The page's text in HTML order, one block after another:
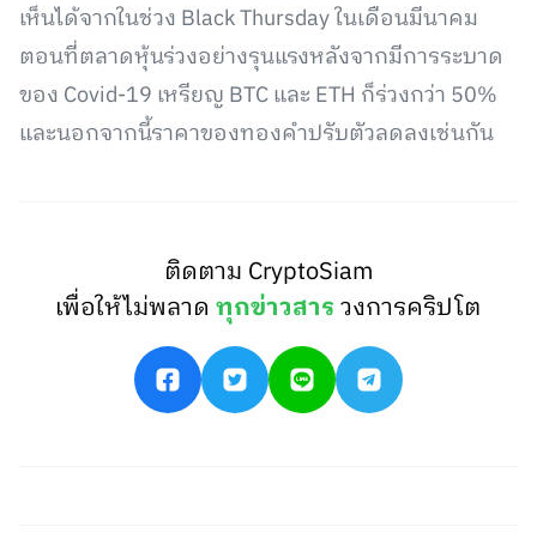
เห็นได้จากในช่วง Black Thursday ในเดือนมีนาคม
ตอนที่ตลาดหุ้นร่วงอย่างรุนแรงหลังจากมีการระบาด
ของ Covid-19 เหรียญ BTC และ ETH ก็ร่วงกว่า 50%
และนอกจากนี้ราคาของทองคำปรับตัวลดลงเช่นกัน
ติดตาม CryptoSiam
เพื่อให้ไม่พลาดทุกข่าวสารวงการคริปโต